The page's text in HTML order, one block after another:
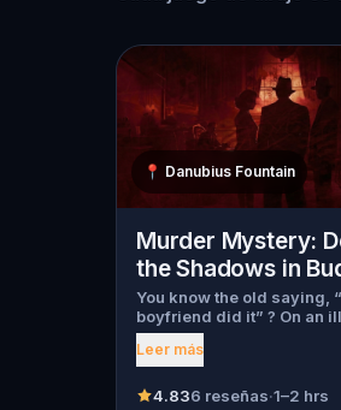
📍 Danubius Fountain
Murder Mystery:
the Shadows in
You know the old saying,
boyfriend did it” ? On an
night, love goes terribly
Bella Wanderlust and
found dead during a ghost
Leer más
4.836 reseñas·1–2 hrs